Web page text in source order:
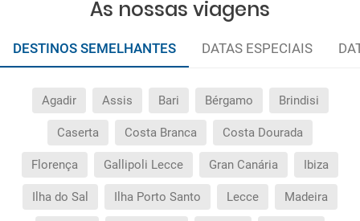
As nossas viagens
DESTINOS SEMELHANTES DATAS ESPECIAIS
Agadir Assis Bari Bérgamo Brindisi
Caserta Costa Branca Costa Dourada
Florença Gallipoli Lecce Gran Canária Ibiza
Ilha do Sal Ilha Porto Santo Lecce Madeira